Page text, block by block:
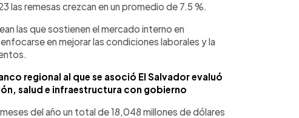
las remesas crezcan en un promedio de 7.5 %.
las que sostienen el mercado interno en
en mejorar las condiciones laborales y la
regional al que se asoció El Salvador evaluó
salud e infraestructura con gobierno
del año un total de 18,048 millones de dólares